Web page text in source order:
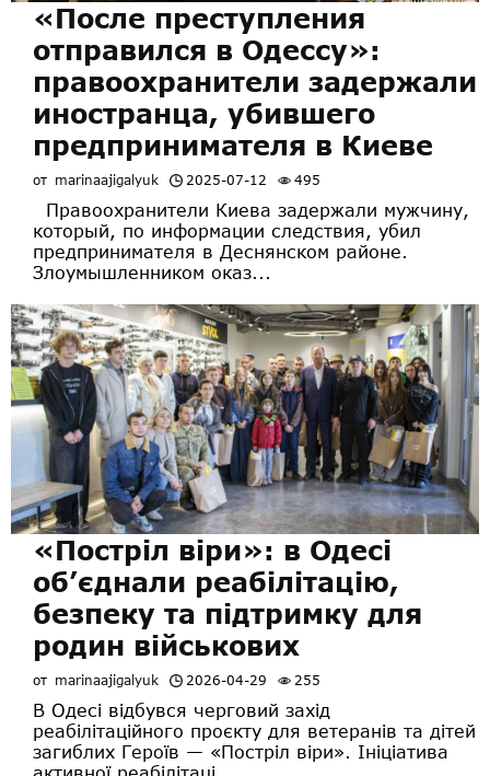
«После преступления
отправился в Одессу»:
правоохранители задержали
иностранца, убившего
предпринимателя в Киеве
от marinaajigalyuk 2025-07-12 495
Правоохранители Киева задержали мужчину,
который, по информации следствия, убил
предпринимателя в Деснянском районе.
Злоумышленником оказ...
«Постріл віри»: в Одесі
об’єднали реабілітацію,
безпеку та підтримку для
родин військових
от marinaajigalyuk 2026-04-29 255
В Одесі відбувся черговий захід
реабілітаційного проєкту для ветеранів та дітей
загиблих Героїв — «Постріл віри». Ініціатива
активної реабілітаці...